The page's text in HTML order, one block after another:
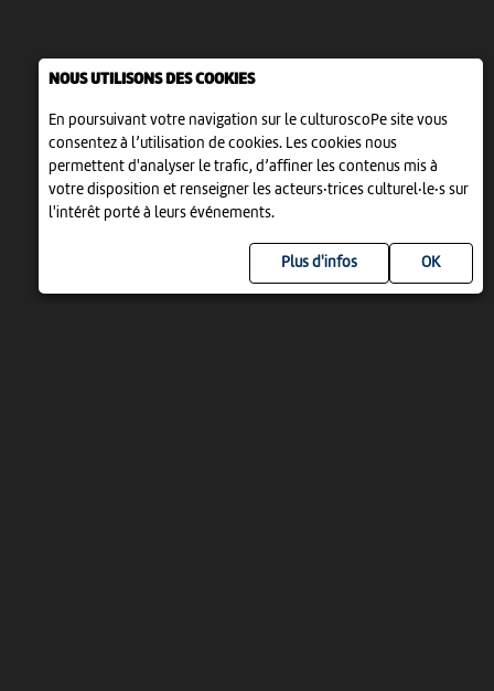
NOUS UTILISONS DES COOKIES
En poursuivant votre navigation sur le culturoscoPe site vous
consentez à l’utilisation de cookies. Les cookies nous
permettent d'analyser le trafic, d’affiner les contenus mis à
votre disposition et renseigner les acteurs·trices culturel·le·s sur
l'intérêt porté à leurs événements.
Plus d'infos